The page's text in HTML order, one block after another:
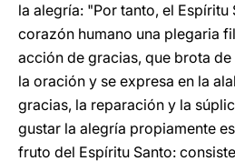
la alegría: "Por tanto, el Espíritu
corazón humano una plegaria
acción de gracias, que brota
la oración y se expresa en la
gracias, la reparación y la
gustar la alegría propiamente
fruto del Espíritu Santo: